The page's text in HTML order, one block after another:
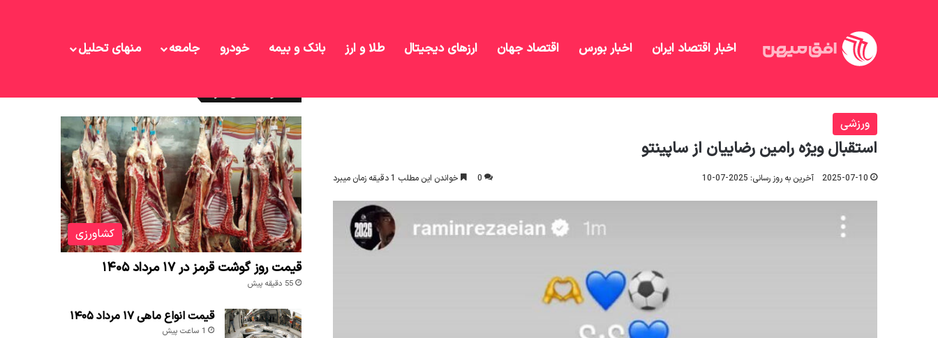
اخبار اقتصاد ایران اخبار بورس اقتصاد جهان ارزهای دیجیتال طلا و ارز بانک و بیمه خودرو جامعه منهای تحلیل
ورزشی
استقبال ویژه رامین رضاییان از ساپینتو
2025-07-10 آخرین به روز رسانی: 2025-07-10 0 خواندن این مطلب 1 دقیقه زمان میبرد
کشاورزی
قیمت روز گوشت قرمز در ۱۷ مرداد ۱۴۰۵
55 دقیقه پیش
قیمت انواع ماهی ۱۷ مرداد ۱۴۰۵
1 ساعت پیش